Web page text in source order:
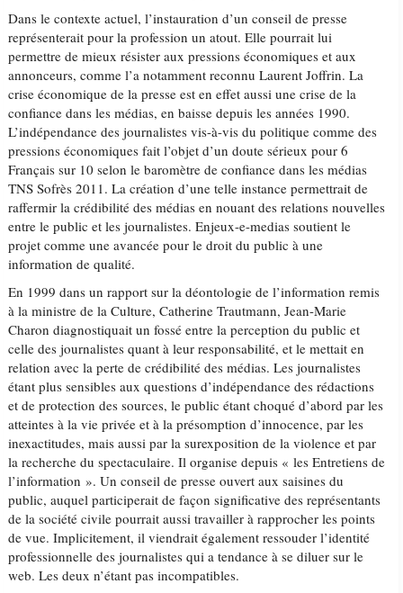
Dans le contexte actuel, l’instauration d’un conseil de presse
représenterait pour la profession un atout. Elle pourrait lui
permettre de mieux résister aux pressions économiques et aux
annonceurs, comme l’a notamment reconnu Laurent Joffrin. La
crise économique de la presse est en effet aussi une crise de la
confiance dans les médias, en baisse depuis les années 1990.
L’indépendance des journalistes vis-à-vis du politique comme des
pressions économiques fait l’objet d’un doute sérieux pour 6
Français sur 10 selon le baromètre de confiance dans les médias
TNS Sofrès 2011. La création d’une telle instance permettrait de
raffermir la crédibilité des médias en nouant des relations nouvelles
entre le public et les journalistes. Enjeux-e-medias soutient le
projet comme une avancée pour le droit du public à une
information de qualité.
En 1999 dans un rapport sur la déontologie de l’information remis
à la ministre de la Culture, Catherine Trautmann, Jean-Marie
Charon diagnostiquait un fossé entre la perception du public et
celle des journalistes quant à leur responsabilité, et le mettait en
relation avec la perte de crédibilité des médias. Les journalistes
étant plus sensibles aux questions d’indépendance des rédactions
et de protection des sources, le public étant choqué d’abord par les
atteintes à la vie privée et à la présomption d’innocence, par les
inexactitudes, mais aussi par la surexposition de la violence et par
la recherche du spectaculaire. Il organise depuis « les Entretiens de
l’information ». Un conseil de presse ouvert aux saisines du
public, auquel participerait de façon significative des représentants
de la société civile pourrait aussi travailler à rapprocher les points
de vue. Implicitement, il viendrait également ressouder l’identité
professionnelle des journalistes qui a tendance à se diluer sur le
web. Les deux n’étant pas incompatibles.